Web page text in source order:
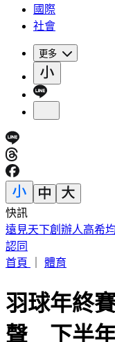
國際
社會
更多
快訊
美股開盤／聯準會升
首頁
羽球年終
聲 下半年